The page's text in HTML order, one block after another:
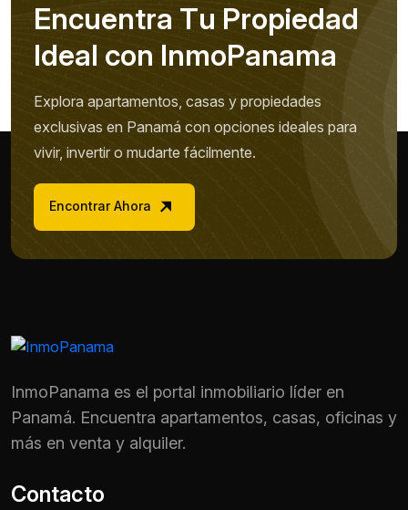
Encuentra Tu Propiedad
Ideal con InmoPanama
Explora apartamentos, casas y propiedades
exclusivas en Panamá con opciones ideales para
vivir, invertir o mudarte fácilmente.
Encontrar Ahora
InmoPanama es el portal inmobiliario líder en
Panamá. Encuentra apartamentos, casas, oficinas y
más en venta y alquiler.
Contacto